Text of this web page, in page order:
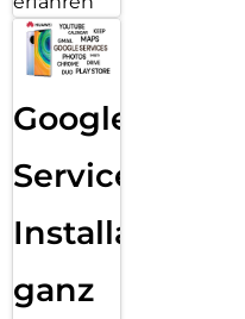
Google
Services
Installation
ganz